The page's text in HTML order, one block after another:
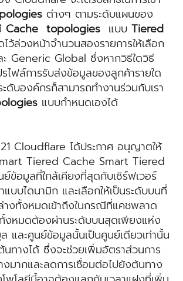
ต่างๆ ตามระดับแผนของ
Cache topologiesแบบ Tiered
ว้ล่วงหน้าจำนวนสองรายการให้เลือก
Generic Global ซึ่งหากวิธีใดวิธี
รไฟล์การรับส่งข้อมูลของลูกค้ารายใด
ดับองค์กรก็สามารถทำงานร่วมกับเรา
แบบกำหนดเองได้
ได้ประกาศ อนุญาตให้
Tiered Cache Smart Tiered
ข้อมูลที่ใกล้เคียงที่สุดกับเซิร์ฟเวอร์
บบไดนามิก และเลือกให้เป็นระดับบนที่
งทั้งหมดเข้าถึงในกรณีที่แคชพลาด
หมดต้องผ่านระดับบนสุดเพียงแห่ง
และศูนย์ข้อมูลนั้นเป็นศูนย์เดียวเท่านั้น
นทางได้ ซึ่งจะช่วยเพิ่มอัตราส่วนการ
งมากและลดการเชื่อมต่อไปยังต้นทาง